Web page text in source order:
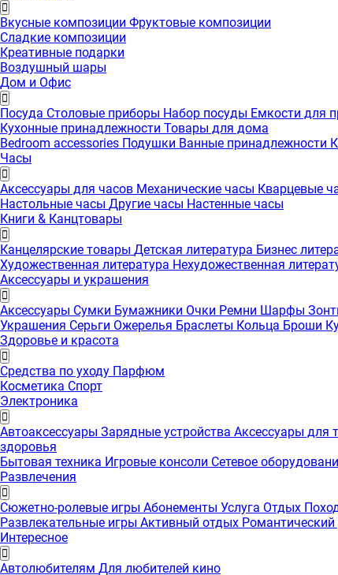
Вкусные композиции Фруктовые композиции
Сладкие композиции
Креативные подарки
Воздушный шары
Дом и Офис
Посуда Столовые приборы Набор посуды Емкости для
Кухонные принадлежности Товары для дома
Bedroom accessories Подушки Ванные принадлежности
Часы
Аксессуары для часов Механические часы Кварцевые
Настольные часы Другие часы Настенные часы
Книги & Канцтовары
Канцелярские товары Детская литература Бизнес
Художественная литература Нехудожественная
Аксессуары и украшения
Аксессуары Сумки Бумажники Очки Ремни Шарфы
Украшения Серьги Ожерелья Браслеты Кольца Броши
Здоровье и красота
Средства по уходу Парфюм
Косметика Спорт
Электроника
Автоаксессуары Зарядные устройства Аксессуары для
здоровья
Бытовая техника Игровые консоли Сетевое
Развлечения
Сюжетно-ролевые игры Абонементы Услуга Отдых
Развлекательные игры Активный отдых
Интересноe
Автолюбителям Для любителей кино